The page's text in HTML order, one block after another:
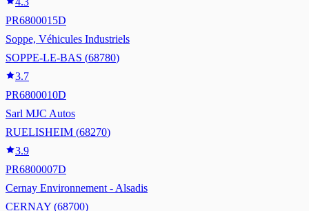
PR6800015D
Soppe, Véhicules Industriels
SOPPE-LE-BAS (68780)
3.7
PR6800010D
Sarl MJC Autos
RUELISHEIM (68270)
3.9
PR6800007D
Cernay Environnement - Alsadis
CERNAY (68700)